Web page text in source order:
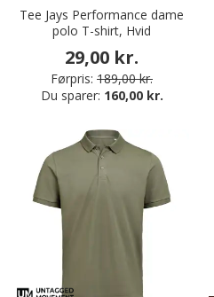
Tee Jays Performance dame
polo T-shirt, Hvid
29,00 kr.
Førpris: 189,00 kr.
Du sparer: 160,00 kr.